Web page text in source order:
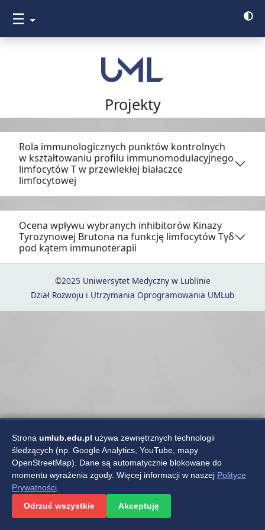
☰
Projekty
Rola immunologicznych punktów kontrolnych
w kształtowaniu profilu immunomodulacyjnego
limfocytów T w przewlekłej białaczce
limfocytowej
Ocena wpływu wybranych inhibitorów Kinazy
Tyrozynowej Brutona na funkcję limfocytów Tγδ
pod kątem immunoterapii
©2025 Uniwersytet Medyczny w Lublinie
Dział Rozwoju i Utrzymania Oprogramowania UMLub
Strona umlub.edu.pl używa zewnętrznych technologii
śledzących (np. Google Analytics, YouTube, mapy
OpenStreetMap). Dane są automatycznie blokowane do
momentu wyrażenia zgody. Więcej informacji w naszej Polityce
Prywatności
Odrzuć wszystkie
Akceptuję